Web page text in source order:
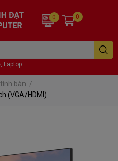
Laptop ...
0 0
bàn /
(VGA/HDMI)